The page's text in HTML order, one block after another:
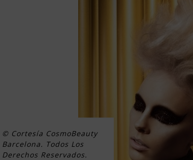
© Cortesía CosmoBeauty
Barcelona. Todos Los
Derechos Reservados.